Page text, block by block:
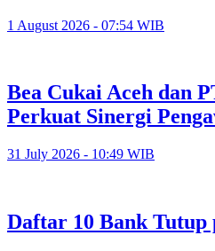
1 August 2026 - 07:54 WIB
Bea Cukai Aceh dan
Perkuat Sinergi
31 July 2026 - 10:49 WIB
Daftar 10 Bank Tutup